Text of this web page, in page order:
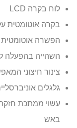
לוח בקרה LCD
בקרה אוטומטית על
הפשרה אוטומטית
השהייה בהפעלה
צינור חיצוני
גלגלים
באש